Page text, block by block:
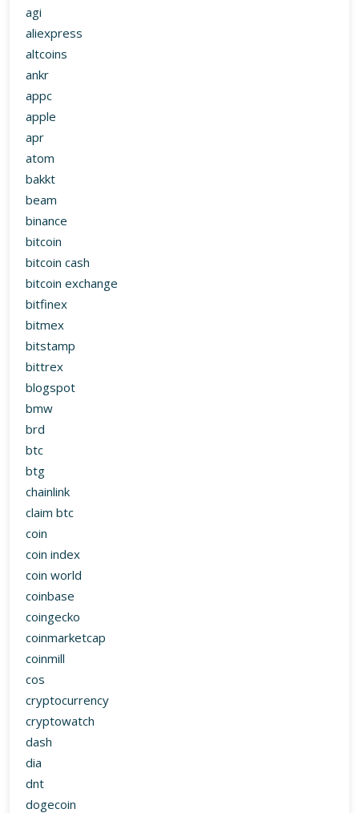
agi
aliexpress
altcoins
ankr
appc
apple
apr
atom
bakkt
beam
binance
bitcoin
bitcoin cash
bitcoin exchange
bitfinex
bitmex
bitstamp
bittrex
blogspot
bmw
brd
btc
btg
chainlink
claim btc
coin
coin index
coin world
coinbase
coingecko
coinmarketcap
coinmill
cos
cryptocurrency
cryptowatch
dash
dia
dnt
dogecoin